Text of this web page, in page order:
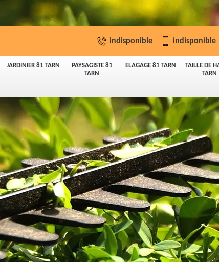
JARDINIER 81 TARN
PAYSAGISTE 81
TARN
ELAGAGE 81 TARN
TAILLE DE
TARN
indisponible indisponible